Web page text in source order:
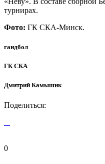
турнирах.
Фото: ГК СКА-Минск.
гандбол
ГК СКА
Дмитрий Камышик
Поделиться:
0